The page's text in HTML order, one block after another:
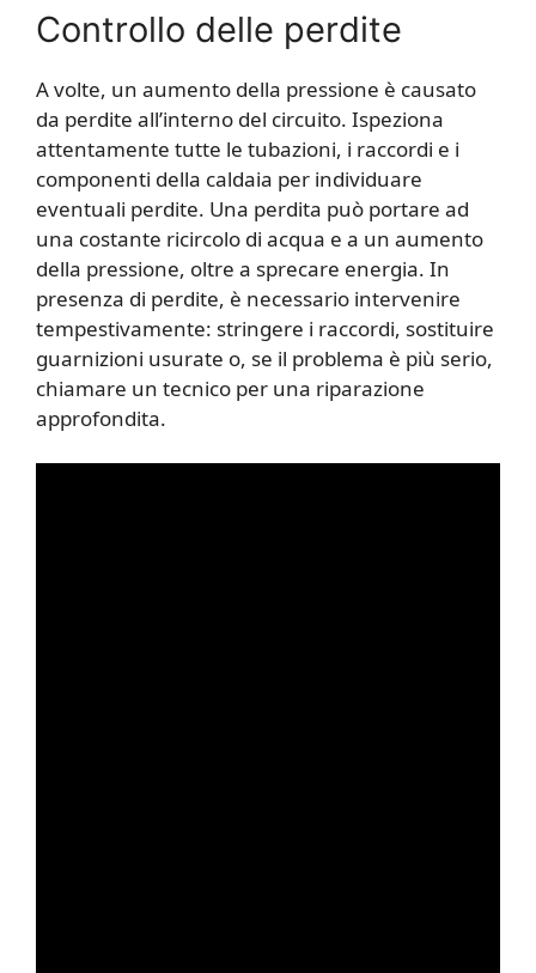
Controllo delle perdite
A volte, un aumento della pressione è causato
da perdite all’interno del circuito. Ispeziona
attentamente tutte le tubazioni, i raccordi e i
componenti della caldaia per individuare
eventuali perdite. Una perdita può portare ad
una costante ricircolo di acqua e a un aumento
della pressione, oltre a sprecare energia. In
presenza di perdite, è necessario intervenire
tempestivamente: stringere i raccordi, sostituire
guarnizioni usurate o, se il problema è più serio,
chiamare un tecnico per una riparazione
approfondita.